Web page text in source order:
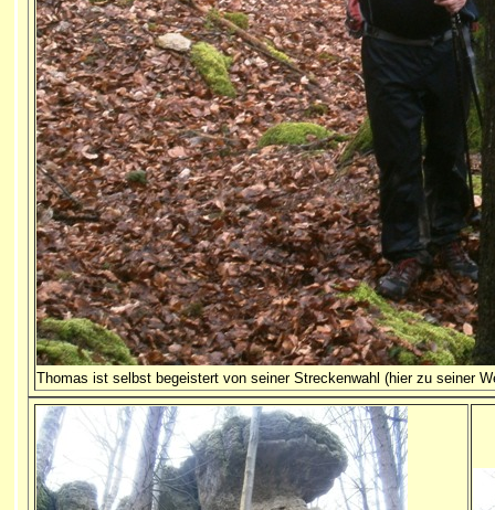
Thomas ist selbst begeistert von seiner Streckenwahl (hier zu seiner